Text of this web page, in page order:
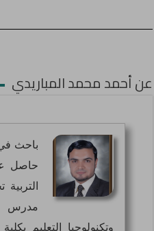
عن أحمد محمد المباريدي
باحث في
حاصل
مدرس
وتكنولوجيا التعليم